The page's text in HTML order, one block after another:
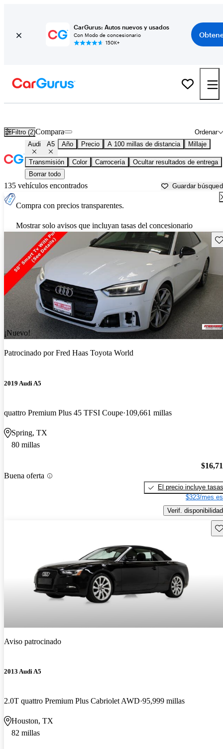
CarGurus: Autos nuevos y usados
Con Modo de concesionario
150K+
Filtro (2) Ordenar
Compara
Audi A5 Año Precio A 100 millas de distancia Millaje
Transmisión Color Carrocería
Ocultar resultados de entrega
Borrar todo
135 vehículos encontrados Guardar
Compra con precios transparentes.
Mostrar solo avisos que incluyan tasas del concesionario
¡Nuevo!
Patrocinado porFred Haas Toyota World
2019 Audi A5
quattro Premium Plus 45 TFSI Coupe 109,661 millas
Spring, TX
80 millas
Buena oferta
El precio incluye tasas
$323/mes
Verif. disponibilidad
Aviso patrocinado
2013 Audi A5
2.0T quattro Premium Plus Cabriolet AWD 95,999 millas
Houston, TX
82 millas